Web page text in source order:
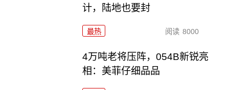
计，陆地也要封
最热 阅读 8000
4万吨老将压阵，054B新锐亮
相：美菲仔细品品